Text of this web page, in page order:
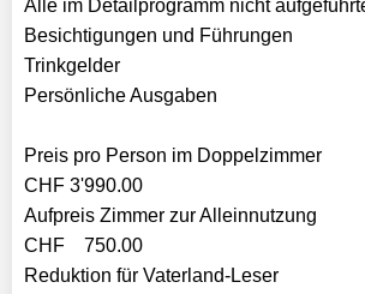
Alle im Detailprogramm nicht
Besichtigungen und Führungen
Trinkgelder
Persönliche Ausgaben
Preis pro Person im Doppelzimmer
CHF 3'990.00
Aufpreis Zimmer zur Alleinnutzung
CHF 750.00
​Reduktion für Vaterland-Leser